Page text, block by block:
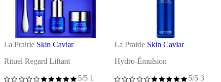
La Prairie Skin Caviar
Rituel Regard Liftant
5/5 1
La Prairie Skin Caviar
Hydro-Émulsion
5/5 3